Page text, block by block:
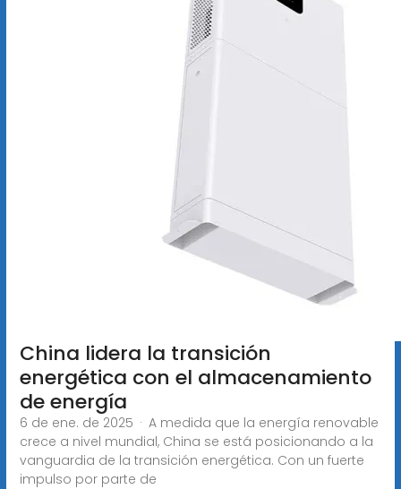
China lidera la transición
energética con el almacenamiento
de energía
6 de ene. de 2025 · A medida que la energía renovable
crece a nivel mundial, China se está posicionando a la
vanguardia de la transición energética. Con un fuerte
impulso por parte de